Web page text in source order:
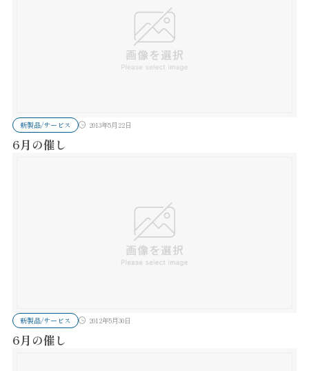
新製品/サービス 2013年5月22日
6月の催し
新製品/サービス 2012年5月30日
6月の催し